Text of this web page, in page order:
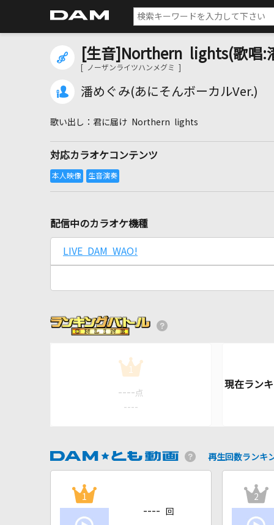
[生音]Northern lights(歌唱:
[ ノーザンライツハンメグミ ]
潘めぐみ(あにそんボーカルVer.)
君に届け Northern lights
対応カラオケコンテンツ
配信中のカラオケ機種
LIVE DAM WAO!
1
---- 点
----
再生回数ランキ
1
---- 回
2